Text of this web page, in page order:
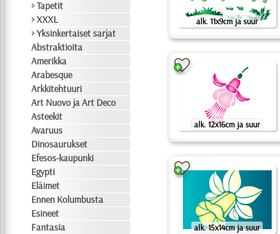
> Tapetit
> XXXL
> Yksinkertaiset sarjat
Abstraktioita
Amerikka
Arabesque
Arkkitehtuuri
Art Nuovo ja Art Deco
Asteekit
Avaruus
Dinosaurukset
Efesos-kaupunki
Egypti
Eläimet
Ennen Kolumbusta
Esineet
Fantasia
alk. 11x9cm ja suur
alk. 12x16cm ja suur
alk. 15x14cm ja suur